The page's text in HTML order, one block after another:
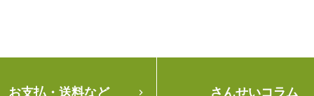
お支払・送料など  さんせいコラム